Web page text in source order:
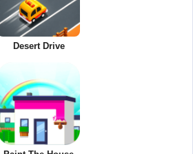
Desert Drive